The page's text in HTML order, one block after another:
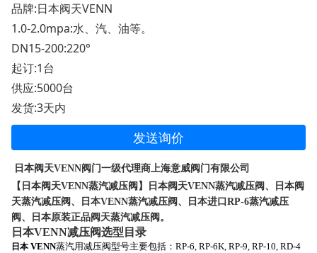
品牌:日本阀天VENN
1.0-2.0mpa:水、汽、油等。
DN15-200:220°
起订:1台
供应:5000台
发货:3天内
发送询价
日本阀天VENN阀门一级代理商上海意威阀门有限公司
【日本阀天VENN蒸汽减压阀】日本阀天VENN蒸汽减压阀、日本阀
天蒸汽减压阀、日本VENN蒸汽减压阀、日本进口RP-6蒸汽减压
阀、日本原装正品阀天蒸汽减压阀。
日本VENN减压阀选型目录
日本 VENN蒸汽用减压阀型号主要包括：RP-6, RP-6K, RP-9, RP-10, RD-4